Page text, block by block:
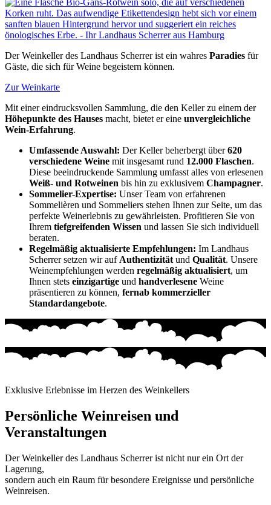
Der Weinkeller des Landhaus Scherrer ist ein wahres Paradies für
Gäste, die sich für Weine begeistern können.
Zur Weinkarte
Mit einer eindrucksvollen Sammlung, die den Keller zu einem der
Höhepunkte des Hauses macht, bietet er eine unvergleichliche
Wein-Erfahrung.
Umfassende Auswahl: Der Keller beherbergt über620
verschiedene Weine mit insgesamt rund 12.000 Flaschen.
Diese beeindruckende Sammlung umfasst alles von erlesenen
Weiß- und Rotweinen bis hin zu exklusivem Champagner.
Sommelier-Expertise: Unser Team von erfahrenen
Sommelièren und Sommeliers stehen Ihnen zur Seite, um das
perfekte Weinerlebnis zu gewährleisten. Profitieren Sie von
Ihrem tiefgreifenden Wissen und lassen Sie sich individuell
beraten.
Regelmäßig aktualisierte Empfehlungen: Im Landhaus
Scherrer setzen wir aufAuthentizitätund Qualität. Unsere
Weinempfehlungen werden regelmäßig aktualisiert, um
Ihnen stets einzigartige und handverlesene Weine
präsentieren zu können, fernab kommerzieller
Standardangebote.
Exklusive Erlebnisse im Herzen des Weinkellers
Persönliche Weinreisen und
Veranstaltungen
Der Weinkeller des Landhaus Scherrer ist nicht nur ein Ort der
Lagerung,
sondern auch ein Raum für besondere Ereignisse und persönliche
Weinreisen.